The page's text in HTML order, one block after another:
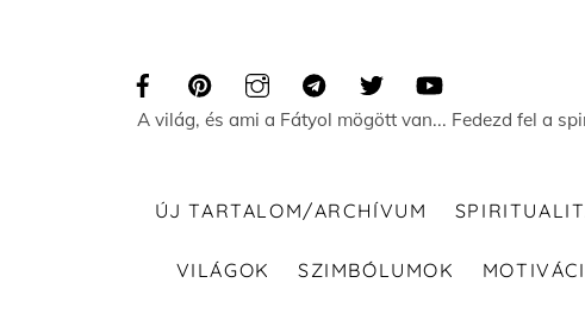
A világ, és ami a Fátyol mögött van... Fedezd fel a
ÚJ TARTALOM/ARCHÍVUM
VILÁGOK SZIMBÓLUMOK